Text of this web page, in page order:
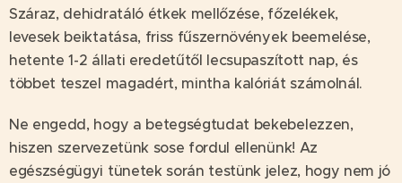
Száraz, dehidratáló étkek mellőzése, főzelékek,
levesek beiktatása, friss fűszernövények beemelése,
hetente 1-2 állati eredetűtől lecsupaszított nap, és
többet teszel magadért, mintha kalóriát számolnál.
Ne engedd, hogy a betegségtudat bekebelezzen,
hiszen szervezetünk sose fordul ellenünk! Az
egészségügyi tünetek során testünk jelez, hogy nem jó